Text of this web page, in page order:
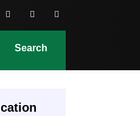
Search